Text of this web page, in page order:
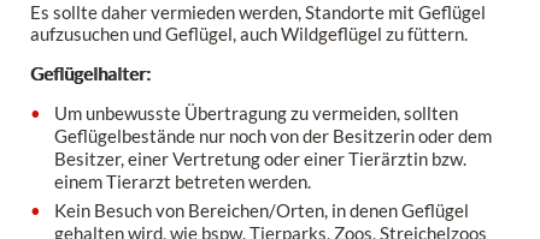
Es sollte daher vermieden werden, Standorte mit Geflügel
aufzusuchen und Geflügel, auch Wildgeflügel zu füttern.
Geflügelhalter:
Um unbewusste Übertragung zu vermeiden, sollten
Geflügelbestände nur noch von der Besitzerin oder dem
Besitzer, einer Vertretung oder einer Tierärztin bzw.
einem Tierarzt betreten werden.
Kein Besuch von Bereichen/Orten, in denen Geflügel
gehalten wird, wie bspw. Tierparks, Zoos, Streichelzoos